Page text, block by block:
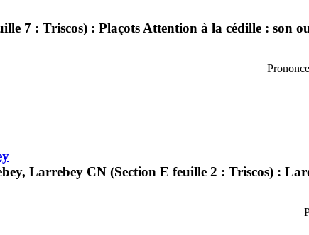
7 : Triscos) : Plaçots Attention à la cédille : son
Larrebey CN (Section E feuille 2 : Triscos) :